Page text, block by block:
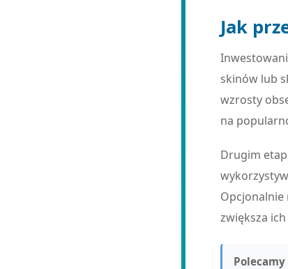
Jak
skinów lub
wzrosty
na
Drugim
Opcjonalnie
zwiększa